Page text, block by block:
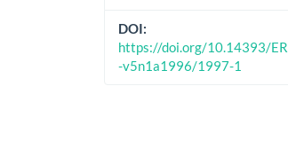
DOI:
https://doi.org/10.14393/ER
-v5n1a1996/1997-1